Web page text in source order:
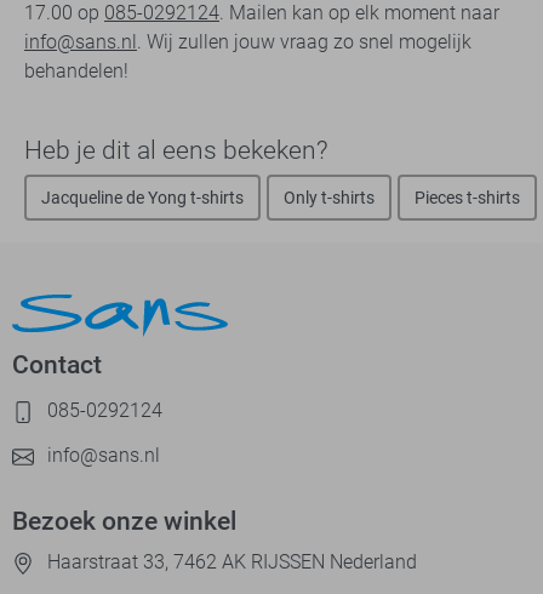
17.00 op 085-0292124. Mailen kan op elk moment naar
info@sans.nl. Wij zullen jouw vraag zo snel mogelijk
behandelen!
Heb je dit al eens bekeken?
Jacqueline de Yong t-shirts Only t-shirts Pieces t-shirts
Contact
085-0292124
info@sans.nl
Bezoek onze winkel
Haarstraat 33, 7462 AK RIJSSEN Nederland